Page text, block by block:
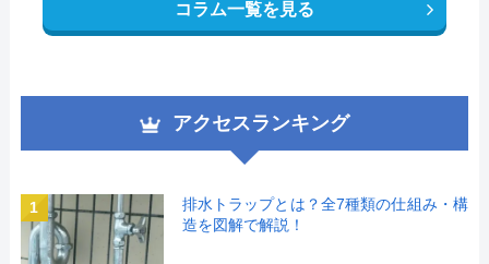
コラム一覧を見る
アクセスランキング
1
排水トラップとは？全7種類の仕組み・構
造を図解で解説！